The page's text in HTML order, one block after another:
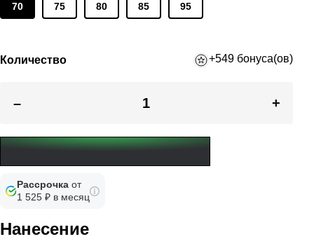
70 75 80 85 95
Количество +549 бонуса(ов)
– +
Рассрочка от
1 525 ₽ в месяц
Нанесение